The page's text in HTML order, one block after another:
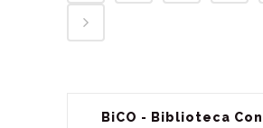
BiCO - Biblioteca